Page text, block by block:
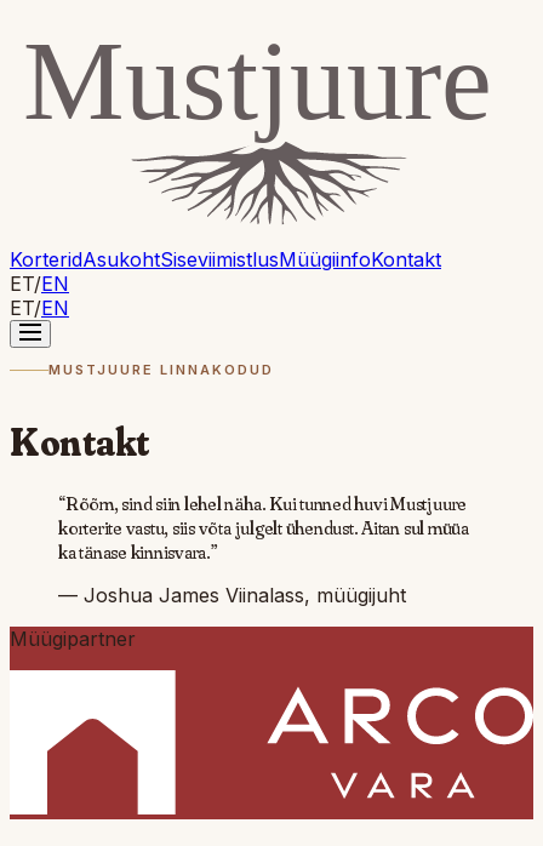
KorteridAsukohtSiseviimistlusMüügiinfoKontakt
ET/EN
ET/EN
MUSTJUURE LINNAKODUD
Kontakt
“Rõõm, sind siin lehel näha. Kui tunned huvi Mustjuure
korterite vastu, siis võta julgelt ühendust. Aitan sul müüa
ka tänase kinnisvara.”
— Joshua James Viinalass, müügijuht
Müügipartner